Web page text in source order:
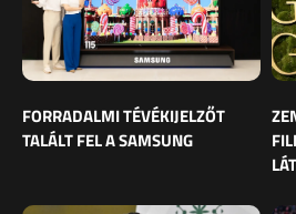
FORRADALMI TÉVÉKIJELZŐT
TALÁLT FEL A SAMSUNG